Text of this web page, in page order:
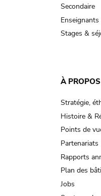
Secondaire
Enseignants
Stages &
À PROPOS
Stratégie,
Histoire &
Points de
Partenariats
Rapports
Plan des
Jobs